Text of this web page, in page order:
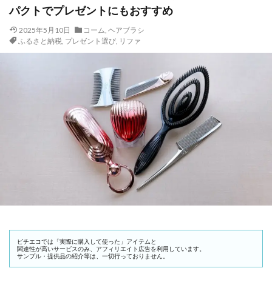
パクトでプレゼントにもおすすめ
2025年5月10日 コーム, ヘアブラシ
ふるさと納税, プレゼント選び, リファ
ピチエコでは「実際に購入して使った」アイテムと
関連性が高いサービスのみ、アフィリエイト広告を利用しています。
サンプル・提供品の紹介等は、一切行っておりません。